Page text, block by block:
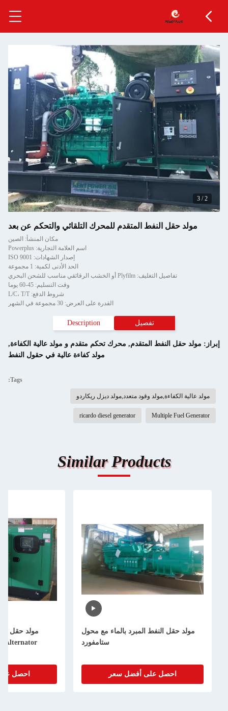
2
/
3
مولد حقل النفط المتقدم للمحرك التلقائي والتحكم عن بعد
مكان المنشأ: الصين
اسم العلامة التجارية: Powerplus
إصدار الشهادات: ISO 9001
الحد الأدنى لكمية: 1 مجموعة
تفاصيل التغليف: Plyfilm أو الخشب الرقائقي مناسب للشحن البحري
وقت التسليم: 45-60 يوما
شروط الدفع: L/C، T/T
القدرة على العرض: 30 مجموعة في الشهر
تفصيل Description
إبراز: مولد حقل النفط المتقدم, محرك تحكم متقدم و مولد عالية الكفاءة,
مولد كفاءة عالية في حقول النفط
Tags:
مولد عالية الكفاءة,مولد وقود متعدد,مولد ديزل ريكاردو
Multiple Fuel Generator
ricardo diesel generator
Similar Products
مولد حقل النفط المبرد بالماء مع محول
ستامفورد
احصل على أفضل سعر
Alternator مولد متعدد الأسطوانات
احصل